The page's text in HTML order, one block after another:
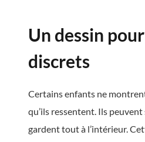
Un dessin
discrets
Certains enfants ne
qu’ils ressentent. Ils
gardent tout à l’intérieur.